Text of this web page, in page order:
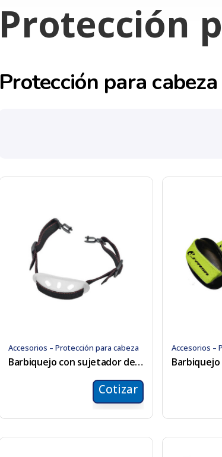
Protección
Protección para cabeza
Accesorios – Protección para cabeza
Barbiquejo con sujetador de mentón
Cotizar
Accesorios –